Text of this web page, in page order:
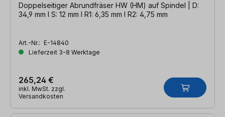
Doppelseitiger Abrundfräser HW (HM) auf Spindel | D:
34,9 mm l S: 12 mm l R1: 6,35 mm l R2: 4,75 mm
Art.-Nr.: E-14840
Lieferzeit 3-8 Werktage
265,24 €
inkl. MwSt. zzgl.
Versandkosten